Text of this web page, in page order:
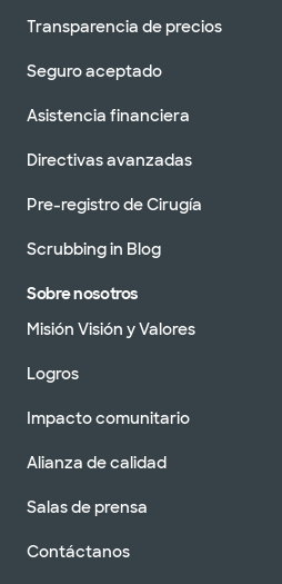
Transparencia de precios
Seguro aceptado
Asistencia financiera
Directivas avanzadas
Pre-registro de Cirugía
Scrubbing in Blog
Sobre nosotros
Misión Visión y Valores
Logros
Impacto comunitario
Alianza de calidad
Salas de prensa
Contáctanos